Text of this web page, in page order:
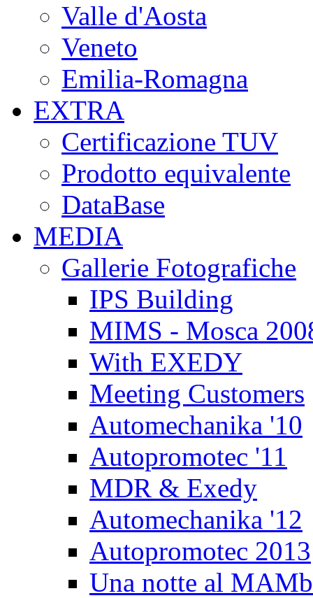
Valle d'Aosta
Veneto
Emilia-Romagna
EXTRA
Certificazione TUV
Prodotto equivalente
DataBase
MEDIA
Gallerie Fotografiche
IPS Building
MIMS - Mosca
With EXEDY
Meeting Customers
Automechanika '10
Autopromotec '11
MDR & Exedy
Automechanika '12
Autopromotec 2013
Una notte al